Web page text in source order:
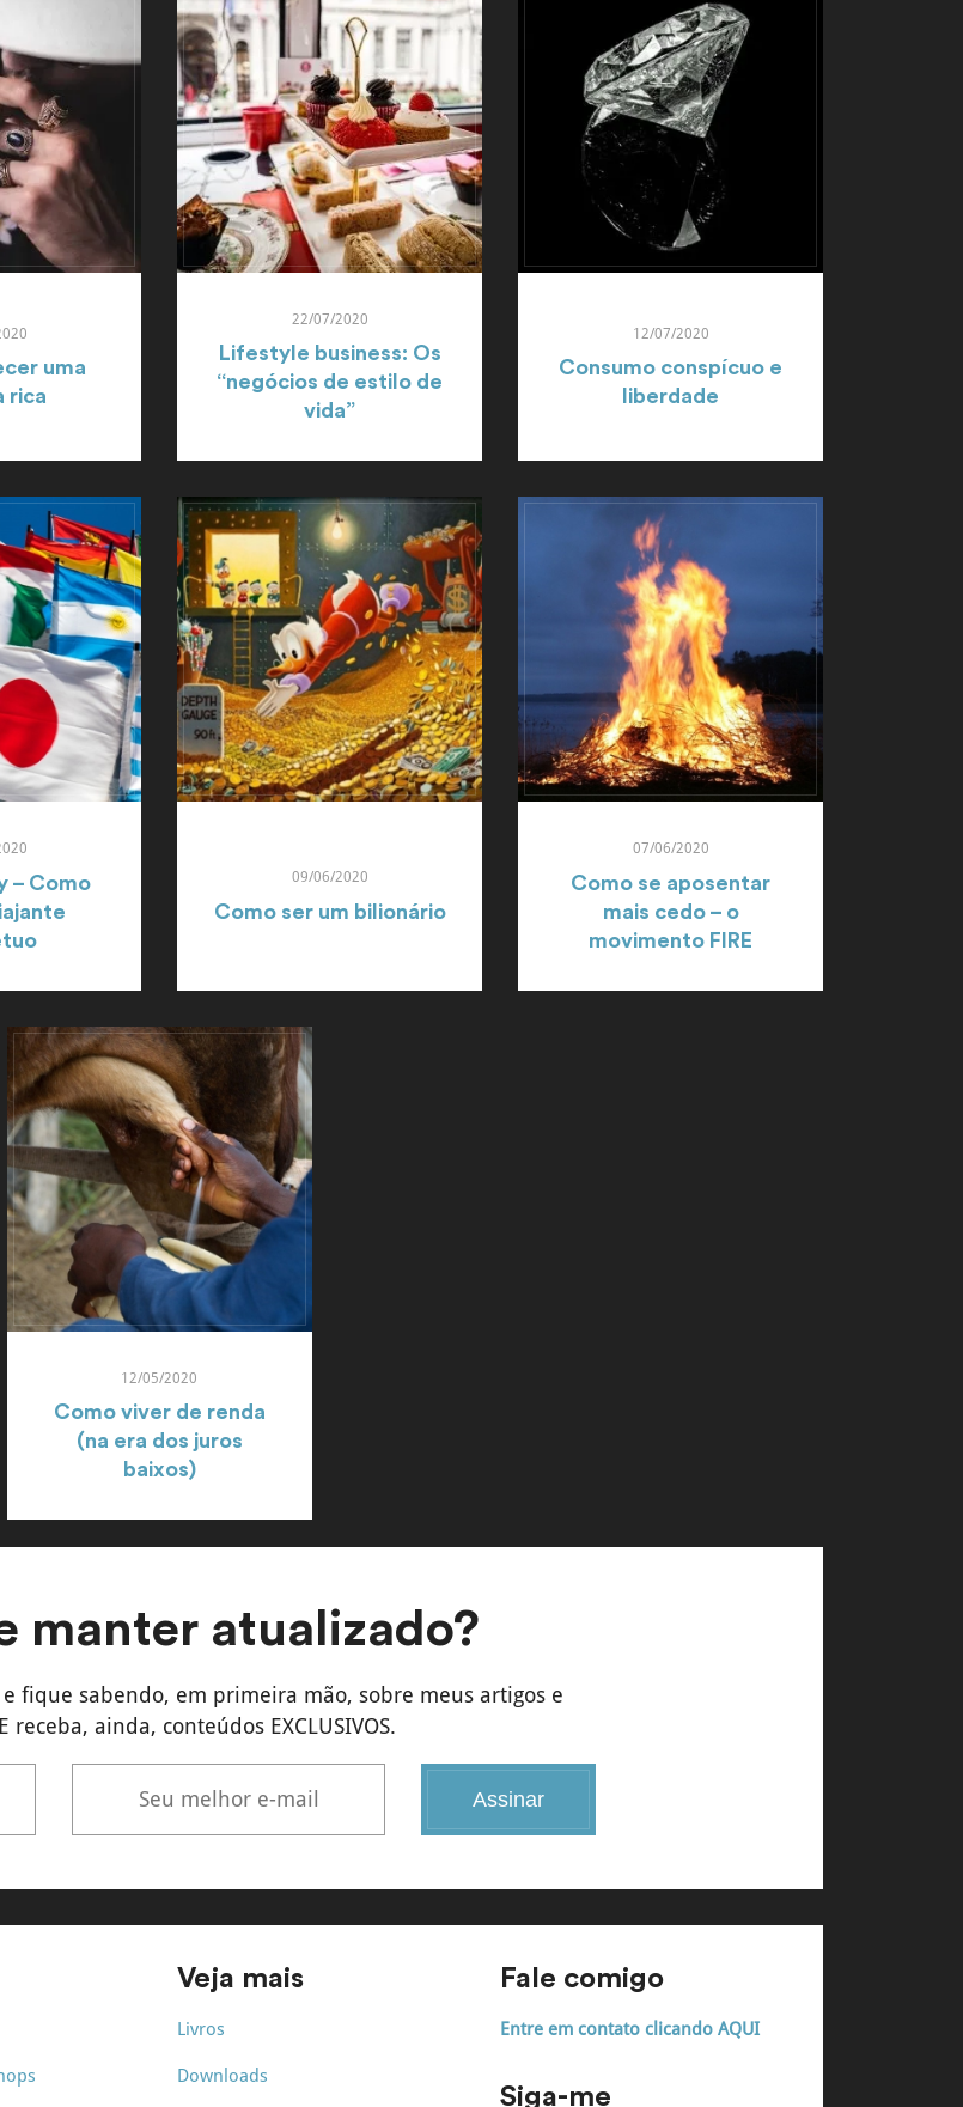
uma
rica
22/07/2020
Lifestyle business: Os
“negócios de estilo de
vida”
12/07/2020
Consumo conspícuo e
liberdade
– Como
09/06/2020
Como ser um bilionário
07/06/2020
Como se aposentar
mais cedo – o
movimento FIRE
12/05/2020
Como viver de renda
(na era dos juros
baixos)
manter atualizado?
fique sabendo, em primeira mão, sobre meus artigos e
receba, ainda, conteúdos EXCLUSIVOS.
Assinar
Veja mais
Livros
Downloads
Fale comigo
Entre em contato clicando AQUI
Siga-me